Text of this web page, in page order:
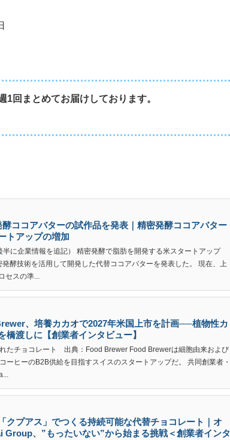
回まとめてお届けしております。
ココアバターの試作品を発表｜精密発酵ココアバター
トアップの増加
に企業情報を追記） 精密発酵で脂肪を開発する米スタートアップ
酵技術を活用して開発した代替ココアバターを発表した。 現在、上
セスの準...
、培養カカオで2027年米国上市を計画──植物性カ
橋渡しに【創業者インタビュー】
たチョコレート 出典：Food Brewer Food Brewerは細胞由来および
ーヒーのB2B供給を目指すスイスのスタートアップだ。 共同創業者・
クプアス」でつくる持続可能な代替チョコレート｜オ
Group、”もったいない”から始まる挑戦＜創業者インタ